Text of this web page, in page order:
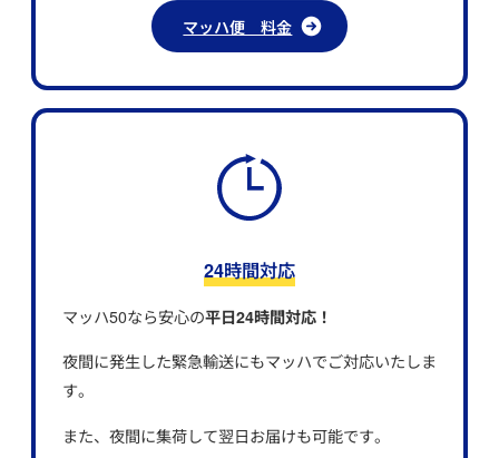
マッハ便 料金
24時間対応
マッハ50なら安心の平日24時間対応！
夜間に発生した緊急輸送にもマッハでご対応いたしま
す。
また、夜間に集荷して翌日お届けも可能です。